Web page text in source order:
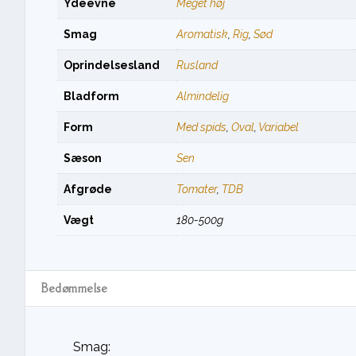
Ydeevne Meget høj
Smag Aromatisk, Rig, Sød
Oprindelsesland Rusland
Bladform Almindelig
Form Med spids, Oval, Variabel
Sæson Sen
Afgrøde Tomater, TDB
Vægt 180-500g
Bedømmelse
Smag: